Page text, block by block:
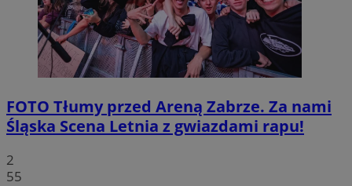
FOTO Tłumy przed Areną Zabrze. Za nami
Śląska Scena Letnia z gwiazdami rapu!
2
55